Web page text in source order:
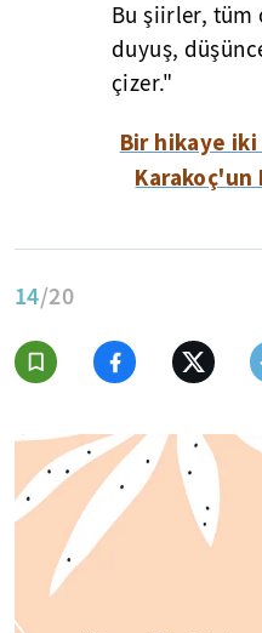
Bu şiirler, tüm
duyuş,
çizer."
Bir hikaye iki
Karakoç'un
14/20